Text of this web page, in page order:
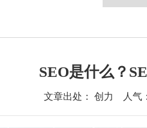
SEO是什么？
文章出处： 创力 人气：